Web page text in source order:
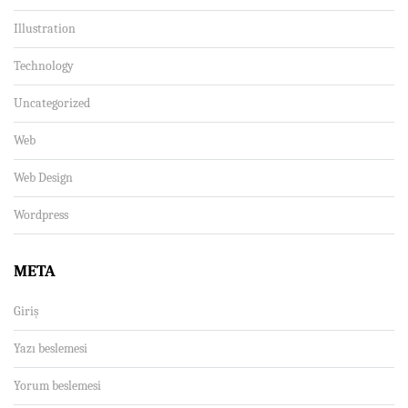
Illustration
Technology
Uncategorized
Web
Web Design
Wordpress
META
Giriş
Yazı beslemesi
Yorum beslemesi